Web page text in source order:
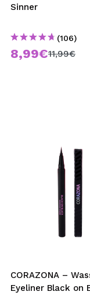
Sinner
(106)
8,99€11,99€
CORAZONA –
Eyeliner Black on